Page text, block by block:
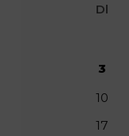
Dl
3
10
17